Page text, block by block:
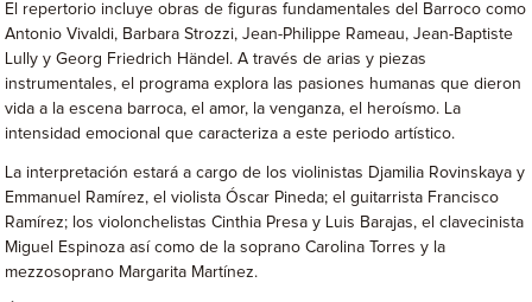
El repertorio incluye obras de figuras fundamentales del Barroco como
Antonio Vivaldi, Barbara Strozzi, Jean-Philippe Rameau, Jean-Baptiste
Lully y Georg Friedrich Händel. A través de arias y piezas
instrumentales, el programa explora las pasiones humanas que dieron
vida a la escena barroca, el amor, la venganza, el heroísmo. La
intensidad emocional que caracteriza a este periodo artístico.
La interpretación estará a cargo de los violinistas Djamilia Rovinskaya y
Emmanuel Ramírez, el violista Óscar Pineda; el guitarrista Francisco
Ramírez; los violonchelistas Cinthia Presa y Luis Barajas, el clavecinista
Miguel Espinoza así como de la soprano Carolina Torres y la
mezzosoprano Margarita Martínez.